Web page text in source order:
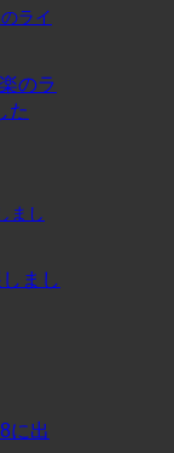
のラ
た
まし
に出